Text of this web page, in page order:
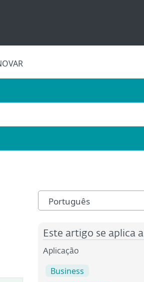
Português
Este artigo se aplica a
Aplicação
Business